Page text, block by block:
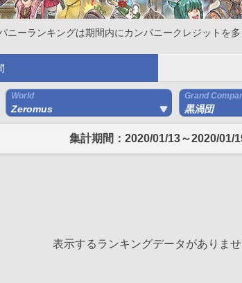
ニーランキングは期間内にカンパニークレジットを多
World
Zeromus
Grand
黒渦団
集計期間：2020/01/13～2020/01/
表示するランキングデータがありませ